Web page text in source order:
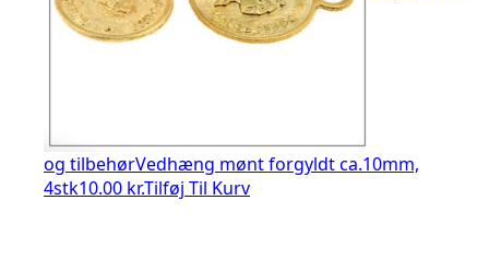
og tilbehørVedhæng mønt forgyldt ca.10mm,
4stk10.00 kr.Tilføj Til Kurv